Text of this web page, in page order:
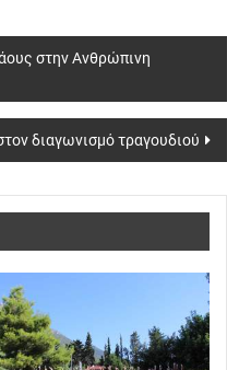
στην Aνθρώπινη
διαγωνισμό τραγουδιού